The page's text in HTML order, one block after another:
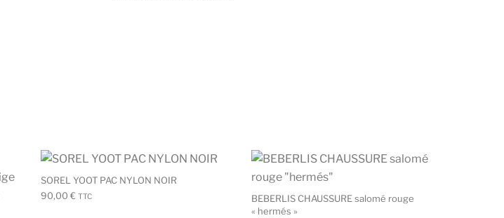
SOREL YOOT PAC NYLON NOIR
90,00 € TTC
BEBERLIS CHAUSSURE salomé rouge
« hermés »